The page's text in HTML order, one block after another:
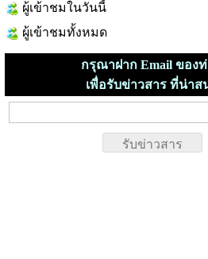
ผู้เข้าชมในวันนี้
ผู้เข้าชมทั้งหมด
กรุณาฝาก Email ของ
เพื่อรับข่าวสาร ที่น่าส